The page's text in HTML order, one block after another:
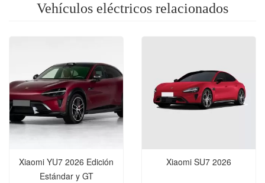
Vehículos eléctricos relacionados
Xiaomi YU7 2026 Edición
Estándar y GT
Xiaomi SU7 2026